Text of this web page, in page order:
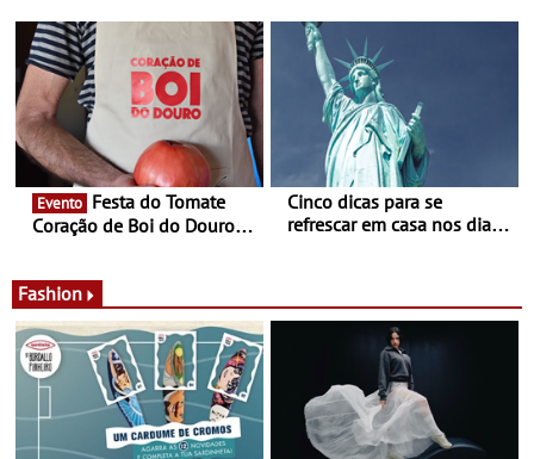
- Entre Junho e Julho pelo
país
ao final de Setembro -
Experiência luminosa no
jardim do Museu de
Alberto Sampaio
Evento
Coração de Boi do Douro -
Cinco dicas para se
refrescar em casa nos dias
Fashion